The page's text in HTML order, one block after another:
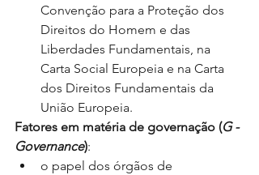
Convenção para a Proteção dos
Direitos do Homem e das
Liberdades Fundamentais, na
Carta Social Europeia e na Carta
dos Direitos Fundamentais da
União Europeia.
Fatores em matéria de governação (G -
Governance):
o papel dos órgãos de